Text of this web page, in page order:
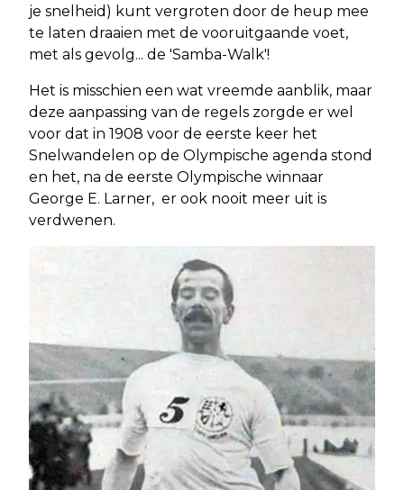
je snelheid) kunt vergroten door de heup mee
te laten draaien met de vooruitgaande voet,
met als gevolg... de 'Samba-Walk'!
Het is misschien een wat vreemde aanblik, maar
deze aanpassing van de regels zorgde er wel
voor dat in 1908 voor de eerste keer het
Snelwandelen op de Olympische agenda stond
en het, na de eerste Olympische winnaar
George E. Larner, er ook nooit meer uit is
verdwenen.